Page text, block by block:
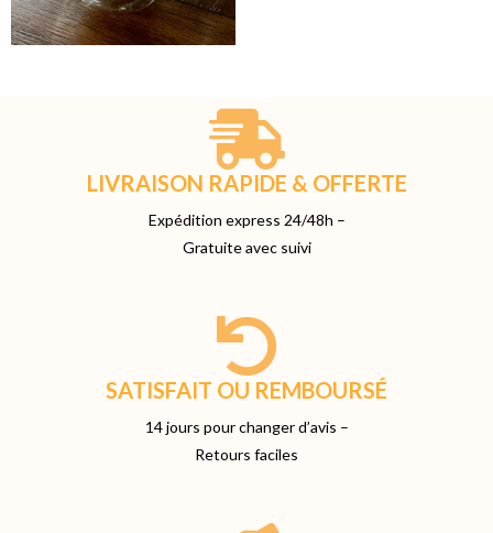
LIVRAISON RAPIDE & OFFERTE
Expédition express 24/48h –
Gratuite avec suivi
SATISFAIT OU REMBOURSÉ
14 jours pour changer d’avis –
Retours faciles